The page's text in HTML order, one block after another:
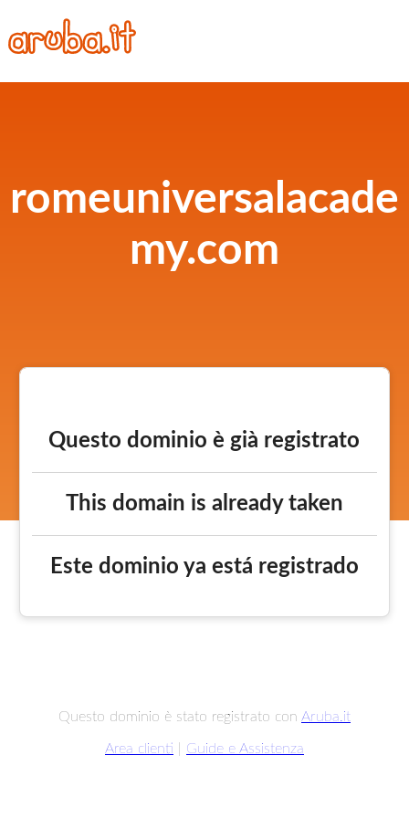
romeuniversalacade
my.com
Questo dominio è già registrato
This domain is already taken
Este dominio ya está registrado
Questo dominio è stato registrato con Aruba.it
Area clienti Guide e Assistenza